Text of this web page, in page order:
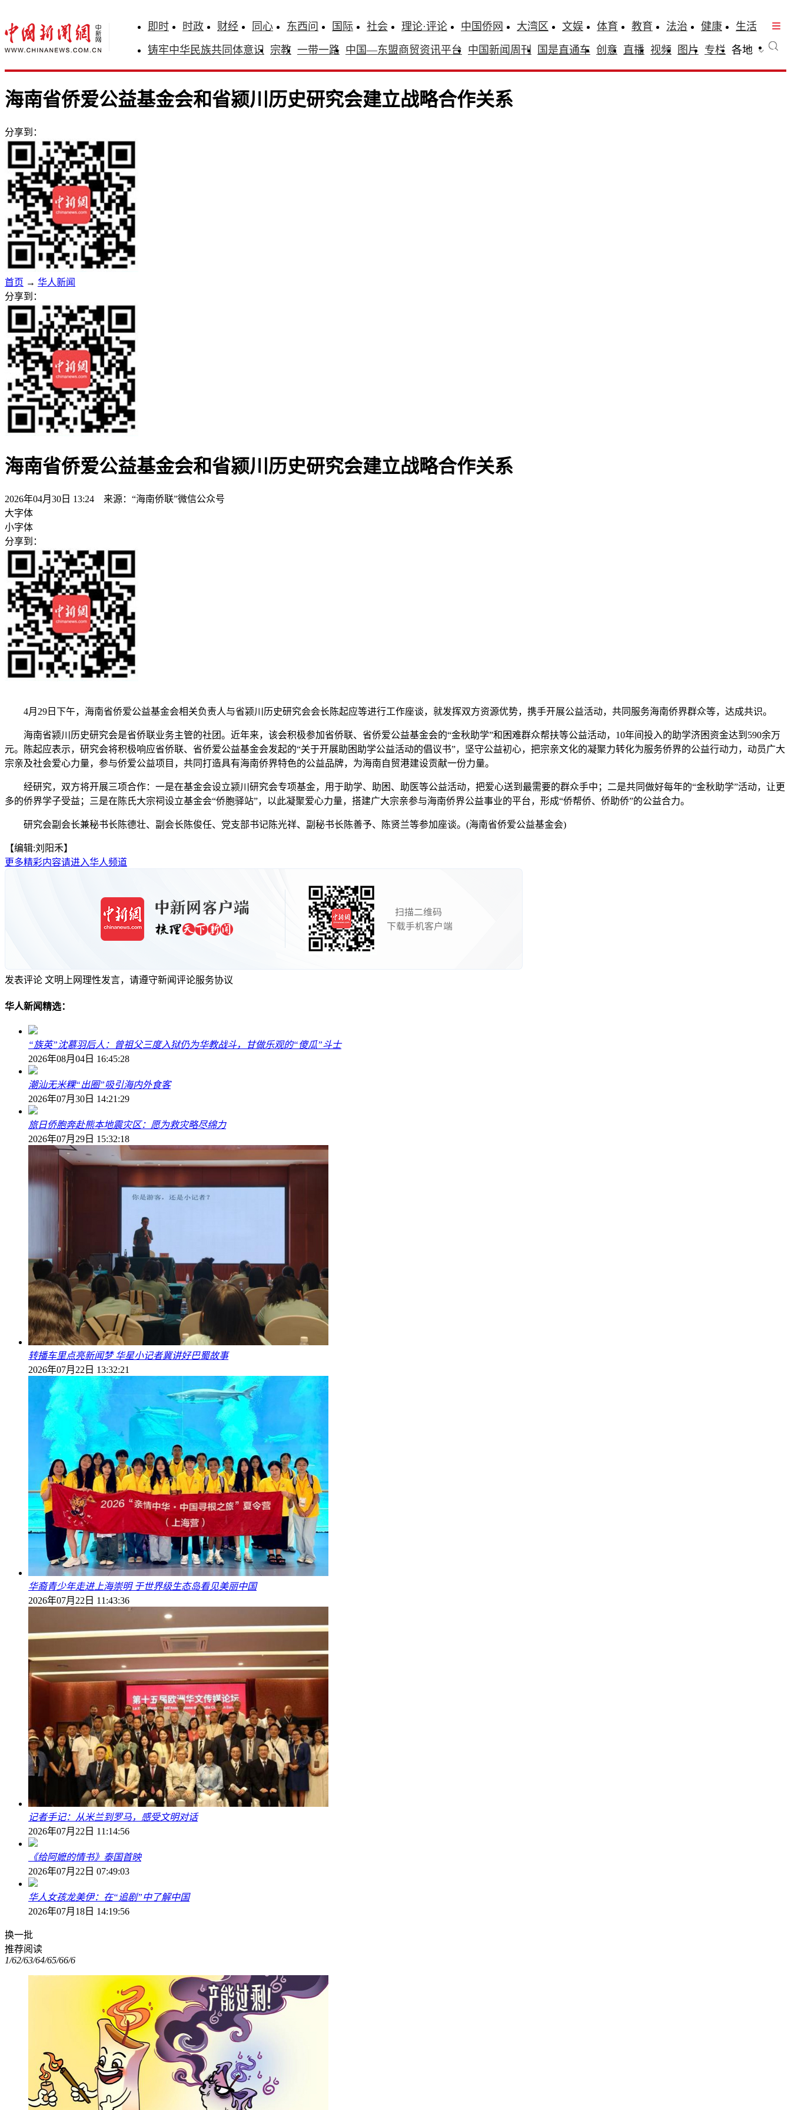
即时 时政 财经 同心 东西问 国际 社会 理论·评论 中国侨网 大湾区 文娱 体育 教育 法治 健康
生活
铸牢中华民族共同体意识 宗教 一带一路 中国—东盟商贸资讯平台 中国新闻周刊 国是直通车 创意 直播 视频 图片 专栏 各地
海南省侨爱公益基金会和省颍川历史研究会建立战略合作关系
分享到：
首页 → 华人新闻
分享到：
海南省侨爱公益基金会和省颍川历史研究会建立战略合作关系
2026年04月30日 13:24 来源：“海南侨联”微信公众号
大字体
小字体
分享到：
4月29日下午，海南省侨爱公益基金会相关负责人与省颍川历史研究会会长陈起应等进行工作座谈，就发挥双方资源优势，携手开展公益活动，共同服务海南侨界群众等，达成共识。
海南省颍川历史研究会是省侨联业务主管的社团。近年来，该会积极参加省侨联、省侨爱公益基金会的“金秋助学”和困难群众帮扶等公益活动，10年间投入的助学济困资金达到590余万
元。陈起应表示，研究会将积极响应省侨联、省侨爱公益基金会发起的“关于开展助困助学公益活动的倡议书”，坚守公益初心，把宗亲文化的凝聚力转化为服务侨界的公益行动力，动员广大
宗亲及社会爱心力量，参与侨爱公益项目，共同打造具有海南侨界特色的公益品牌，为海南自贸港建设贡献一份力量。
经研究，双方将开展三项合作：一是在基金会设立颍川研究会专项基金，用于助学、助困、助医等公益活动，把爱心送到最需要的群众手中；二是共同做好每年的“金秋助学”活动，让更
多的侨界学子受益；三是在陈氏大宗祠设立基金会“侨胞驿站”，以此凝聚爱心力量，搭建广大宗亲参与海南侨界公益事业的平台，形成“侨帮侨、侨助侨”的公益合力。
研究会副会长兼秘书长陈德壮、副会长陈俊任、党支部书记陈光祥、副秘书长陈善予、陈贤兰等参加座谈。(海南省侨爱公益基金会)
【编辑:刘阳禾】
更多精彩内容请进入华人频道
发表评论 文明上网理性发言，请遵守新闻评论服务协议
华人新闻精选：
“族英”沈慕羽后人：曾祖父三度入狱仍为华教战斗，甘做乐观的“傻瓜”斗士
2026年08月04日 16:45:28
潮汕无米粿“出圈”吸引海内外食客
2026年07月30日 14:21:29
旅日侨胞奔赴熊本地震灾区：愿为救灾略尽绵力
2026年07月29日 15:32:18
转播车里点亮新闻梦 华星小记者冀讲好巴蜀故事
2026年07月22日 13:32:21
华裔青少年走进上海崇明 于世界级生态岛看见美丽中国
2026年07月22日 11:43:36
记者手记：从米兰到罗马，感受文明对话
2026年07月22日 11:14:56
《给阿嬷的情书》泰国首映
2026年07月22日 07:49:03
华人女孩龙美伊：在“追剧”中了解中国
2026年07月18日 14:19:56
换一批
推荐阅读
1/62/63/64/65/66/6